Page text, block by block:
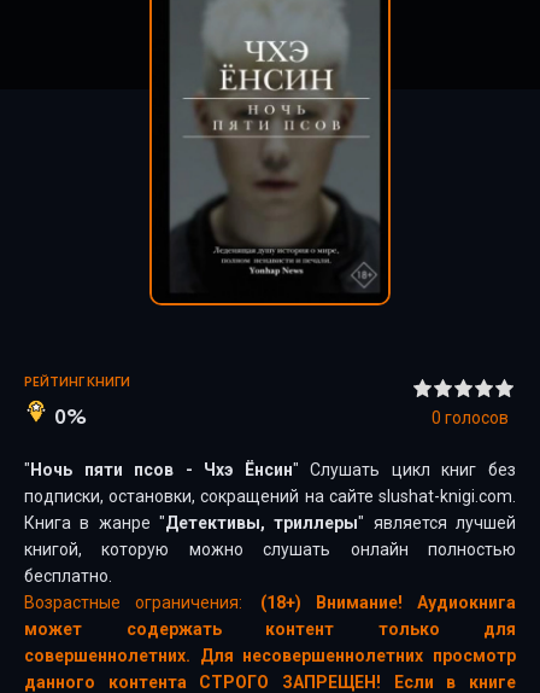
РЕЙТИНГ КНИГИ
0% 0 голосов
" Ночь пяти псов - Чхэ Ёнсин" Слушать цикл книг без
подписки, остановки, сокращений на сайте slushat-knigi.com.
Книга в жанре "Детективы, триллеры" является лучшей
книгой, которую можно слушать онлайн полностью
бесплатно.
Возрастные ограничения:
(18+) Внимание! Аудиокнига
может содержать контент только для
совершеннолетних. Для несовершеннолетних просмотр
данного контента СТРОГО ЗАПРЕЩЕН! Если в книге